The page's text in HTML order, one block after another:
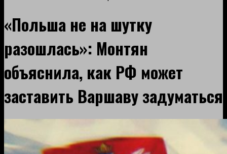
«Польша не на шутку
разошлась»: Монтян
объяснила, как РФ может
заставить Варшаву задуматься